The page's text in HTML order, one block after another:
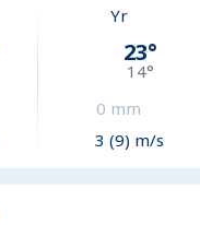
Yr
23°
14°
0 mm
3 (9) m/s